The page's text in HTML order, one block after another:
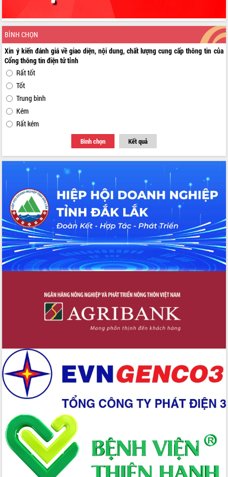
BÌNH CHỌN
Xin ý kiến đánh giá về giao diện, nội dung, chất lượng cung cấp thông tin của
Cổng thông tin điện tử tỉnh
Rất tốt
Tốt
Trung bình
Kém
Rất kém
Bình chọn Kết quả